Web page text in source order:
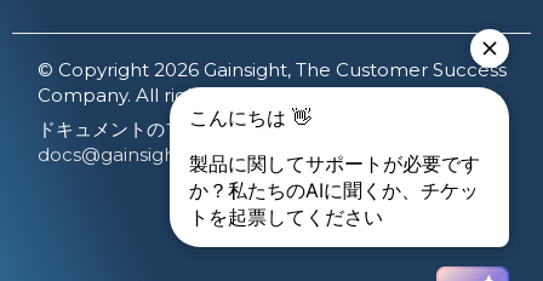
© Copyright 2026 Gainsight, The Customer Success
Company. All rights reserved.
ドキュメントのフィードバックを共有する:
docs@gainsight.com